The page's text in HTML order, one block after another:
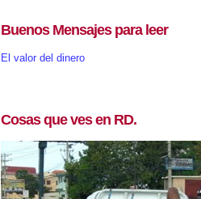
Buenos Mensajes para leer
El valor del dinero
Cosas que ves en RD.